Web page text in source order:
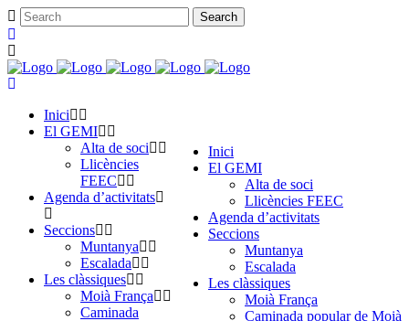
Inici
El GEMI
Alta de soci
Llicències FEEC
Agenda d’activitats
Seccions
Muntanya
Escalada
Les clàssiques
Moià França
Caminada popular de Moià
Inici
El GEMI
Alta de soci
Llicències
FEEC
Agenda d’activitats
Seccions
Muntanya
Escalada
Les clàssiques
Moià França
Caminada